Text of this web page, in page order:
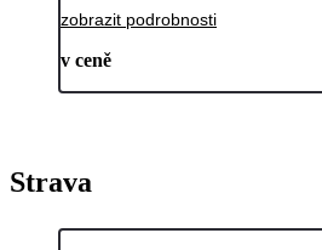
zobrazit podrobnosti
v ceně
Strava